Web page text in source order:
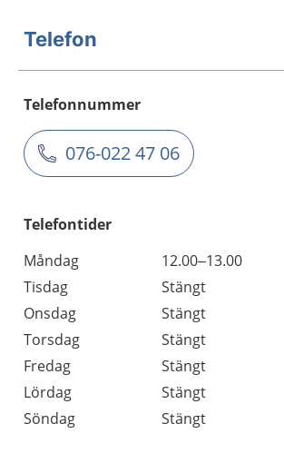
Telefon
Telefonnummer
076-022 47 06
Telefontider
Måndag
12.00–13.00
Tisdag
Stängt
Onsdag
Stängt
Torsdag
Stängt
Fredag
Stängt
Lördag
Stängt
Söndag
Stängt